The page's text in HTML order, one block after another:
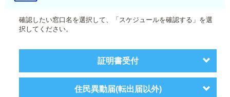
区役所フロアマップ
確認したい窓口名を選択して、「スケジュールを確認する」を選
択してください。
証明書受付
住民異動届(転出届以外)